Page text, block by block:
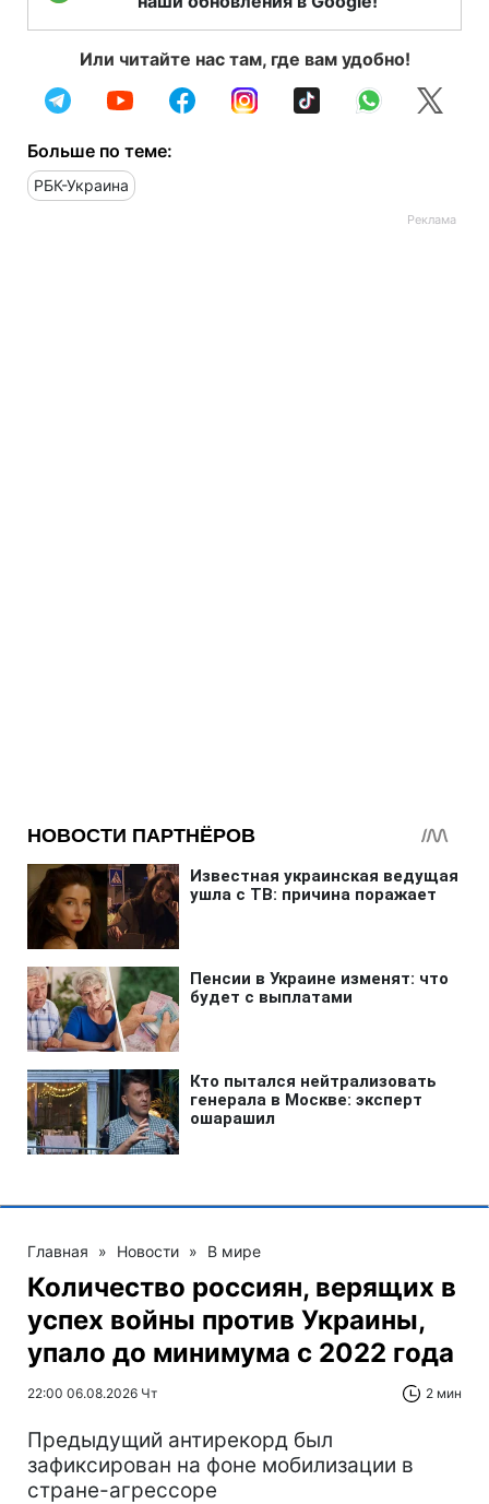
Или читайте нас там, где вам удобно!
Больше по теме:
РБК-Украина
Главная » Новости » В мире
Количество россиян, верящих в
успех войны против Украины,
упало до минимума с 2022 года
22:00 06.08.2026 Чт 2 мин
Предыдущий антирекорд был
зафиксирован на фоне мобилизации в
стране-агрессоре